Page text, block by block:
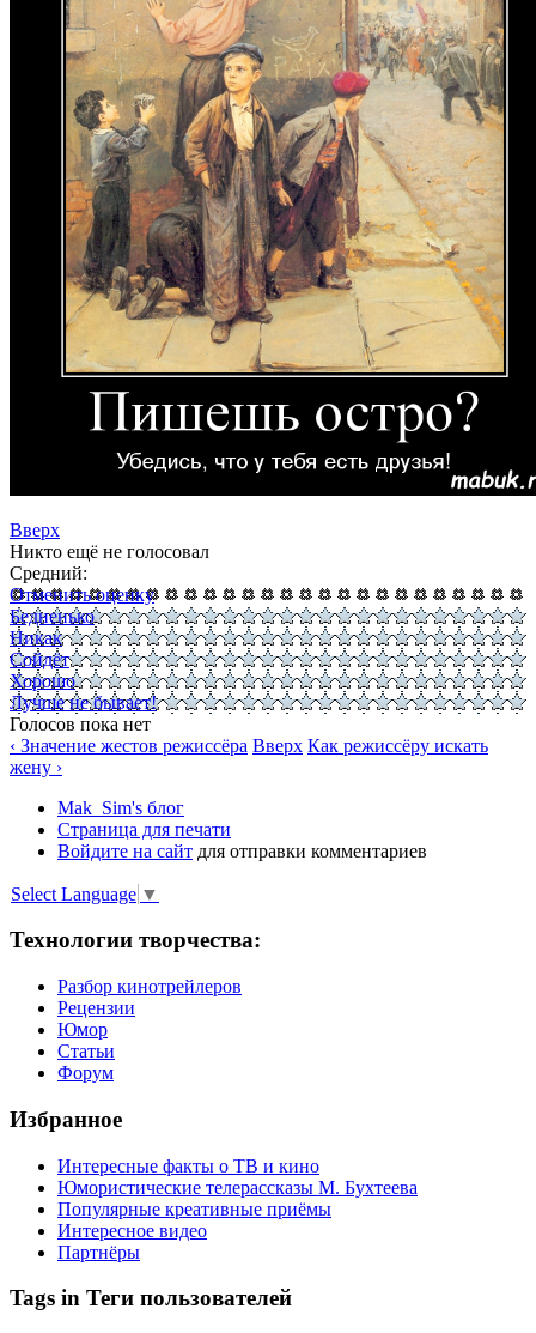
Вверх
Никто ещё не голосовал
Средний:
Отменить оценку
Бедненько
Никак
Сойдёт
Хорошо
Лучше не бывает!
Голосов пока нет
‹ Значение жестов режиссёра Вверх Как режиссёру искать
жену ›
Mak_Sim's блог
Страница для печати
Войдите на сайт для отправки комментариев
Select Language ▼
Технологии творчества:
Разбор кинотрейлеров
Рецензии
Юмор
Статьи
Форум
Избранное
Интересные факты о ТВ и кино
Юмористические телерассказы М. Бухтеева
Популярные креативные приёмы
Интересное видео
Партнёры
Tags in Теги пользователей